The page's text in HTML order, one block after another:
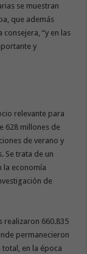
se muestran
que además
“y en las
y
relevante para
628 millones de
de verano y
Se trata de un
la economía
de
realizaron 660.835
permanecieron
total, en la época